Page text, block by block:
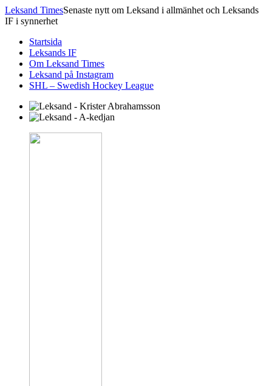
Leksand TimesSenaste nytt om Leksand i allmänhet och Leksands
IF i synnerhet
Startsida
Leksands IF
Om Leksand Times
Leksand på Instagram
SHL – Swedish Hockey League